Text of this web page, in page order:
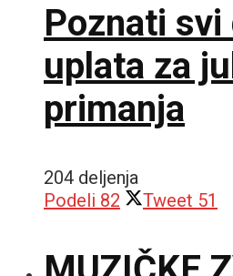
Poznati
uplata za
primanja
204 deljenja
Podeli 82 Tweet 51